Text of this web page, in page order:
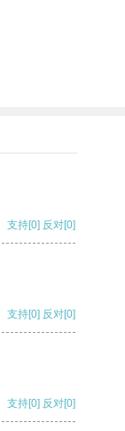
支持[0] 反对[0]
支持[0] 反对[0]
支持[0] 反对[0]